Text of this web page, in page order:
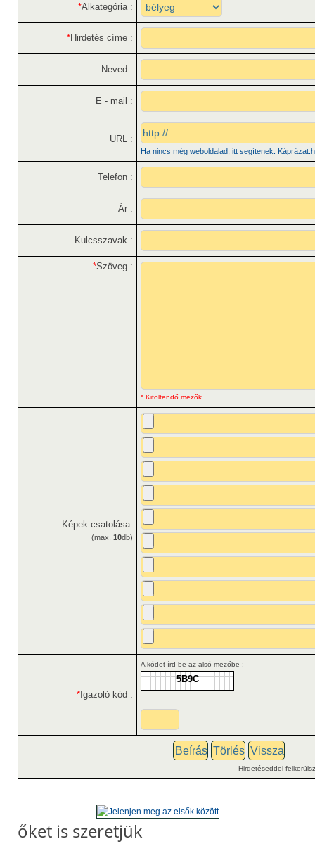
*Alkategória :
*Hirdetés címe :
Neved :
E - mail :
URL :
Ha nincs még weboldalad, itt segítenek:
Telefon :
Ár :
Kulcsszavak :
*Szöveg :
* Kitöltendő mezők
Képek csatolása:
(max. 10db)
* Igazoló kód :
A kódot írd be az alsó mezőbe :
5B9C
Hirdetéseddel
őket is szeretjük